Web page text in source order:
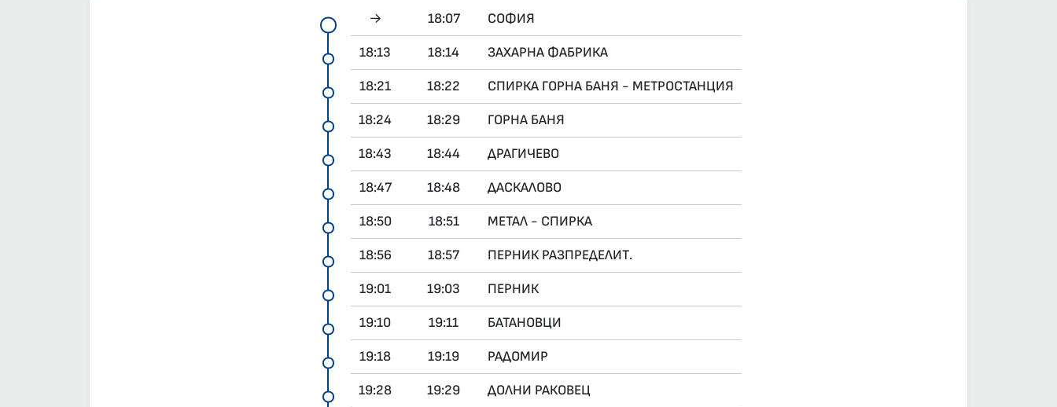
→ 18:07 СОФИЯ
18:13 18:14 ЗАХАРНА ФАБРИКА
18:21 18:22 СПИРКА ГОРНА БАНЯ - МЕТРОСТАНЦИЯ
18:24 18:29 ГОРНА БАНЯ
18:43 18:44 ДРАГИЧЕВО
18:47 18:48 ДАСКАЛОВО
18:50 18:51 МЕТАЛ - СПИРКА
18:56 18:57 ПЕРНИК РАЗПРЕДЕЛИТ.
19:01 19:03 ПЕРНИК
19:10 19:11 БАТАНОВЦИ
19:18 19:19 РАДОМИР
19:28 19:29 ДОЛНИ РАКОВЕЦ